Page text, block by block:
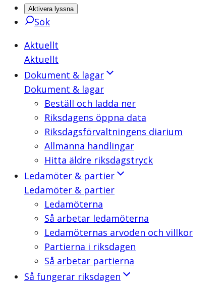
Aktivera lyssna
Sök
Aktuellt
Aktuellt
Dokument & lagar
Dokument & lagar
Beställ och ladda ner
Riksdagens öppna data
Riksdagsförvaltningens diarium
Allmänna handlingar
Hitta äldre riksdagstryck
Ledamöter & partier
Ledamöter & partier
Ledamöterna
Så arbetar ledamöterna
Ledamöternas arvoden och villkor
Partierna i riksdagen
Så arbetar partierna
Så fungerar riksdagen